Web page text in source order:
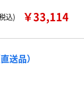
込) ￥33,114
送品）